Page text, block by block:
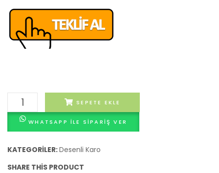
adet
SEPETE EKLE
WHATSAPP ILE SIPARIŞ VER
KATEGORILER:Desenli Karo
SHARE THIS PRODUCT